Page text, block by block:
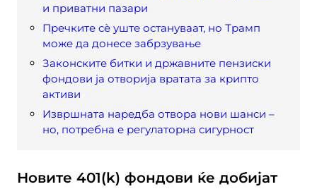
и приватни пазари
Пречките сѐ уште остануваат, но Трамп
може да донесе забрзување
Законските битки и државните пензиски
фондови ја отворија вратата за крипто
активи
Извршната наредба отвора нови шанси –
но, потребна е регулаторна сигурност
Новите 401(k) фондови ќе добијат